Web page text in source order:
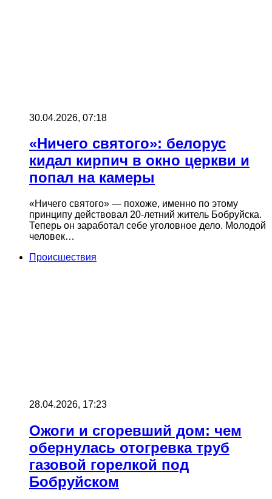
30.04.2026, 07:18
«Ничего святого»: белорус
кидал кирпич в окно церкви и
попал на камеры
«Ничего святого» — похоже, именно по этому
принципу действовал 20-летний житель Бобруйска.
Теперь он заработал себе уголовное дело. Молодой
человек…
Происшествия
28.04.2026, 17:23
Ожоги и сгоревший дом: чем
обернулась отогревка труб
газовой горелкой под
Бобруйском